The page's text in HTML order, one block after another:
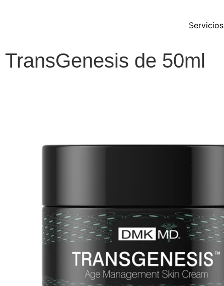
Servicios
TransGenesis de 50ml